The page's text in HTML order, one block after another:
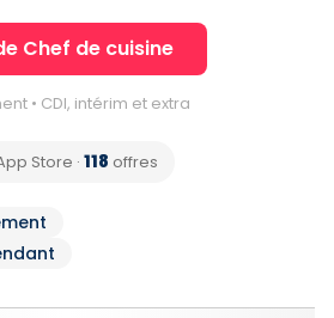
Chef de cuisine
• CDI, intérim et extra
Store · 118 offres